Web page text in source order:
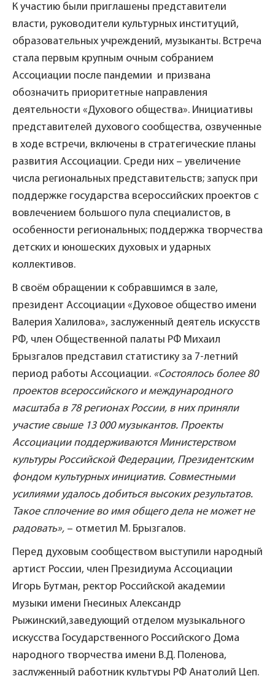
К участию были приглашены представители
власти, руководители культурных институций,
образовательных учреждений, музыканты. Встреча
стала первым крупным очным собранием
Ассоциации после пандемии и призвана
обозначить приоритетные направления
деятельности «Духового общества». Инициативы
представителей духового сообщества, озвученные
в ходе встречи, включены в стратегические планы
развития Ассоциации. Среди них – увеличение
числа региональных представительств; запуск при
поддержке государства всероссийских проектов с
вовлечением большого пула специалистов, в
особенности региональных; поддержка творчества
детских и юношеских духовых и ударных
коллективов.
В своём обращении к собравшимся в зале,
президент Ассоциации «Духовое общество имени
Валерия Халилова», заслуженный деятель искусств
РФ, член Общественной палаты РФ Михаил
Брызгалов представил статистику за 7-летний
период работы Ассоциации. «Состоялось более 80
проектов всероссийского и международного
масштаба в 78 регионах России, в них приняли
участие свыше 13 000 музыкантов. Проекты
Ассоциации поддерживаются Министерством
культуры Российской Федерации, Президентским
фондом культурных инициатив. Совместными
усилиями удалось добиться высоких результатов.
Такое сплочение во имя общего дела не может не
радовать», – отметил М. Брызгалов.
Перед духовым сообществом выступили народный
артист России, член Президиума Ассоциации
Игорь Бутман, ректор Российской академии
музыки имени Гнесиных Александр
Рыжинский,заведующий отделом музыкального
искусства Государственного Российского Дома
народного творчества имени В.Д. Поленова,
заслуженный работник культуры РФ Анатолий Цеп.